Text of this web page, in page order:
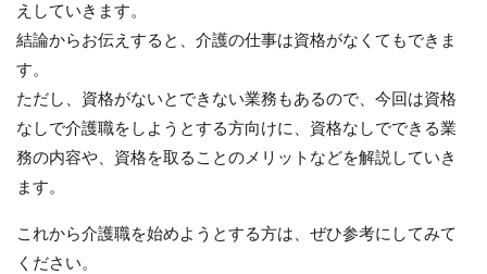
えしていきます。
結論からお伝えすると、介護の仕事は資格がなくてもできま
す。
ただし、資格がないとできない業務もあるので、今回は資格
なしで介護職をしようとする方向けに、資格なしでできる業
務の内容や、資格を取ることのメリットなどを解説していき
ます。
これから介護職を始めようとする方は、ぜひ参考にしてみて
ください。